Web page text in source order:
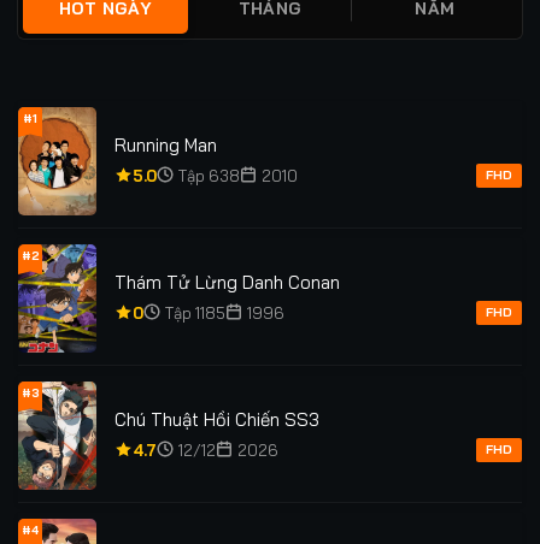
HOT NGÀY THÁNG NĂM
#1
Running Man
5.0 Tập 638 2010 FHD
#2
Thám Tử Lừng Danh Conan
0 Tập 1185 1996 FHD
#3
Chú Thuật Hồi Chiến SS3
4.7 12/12 2026 FHD
#4